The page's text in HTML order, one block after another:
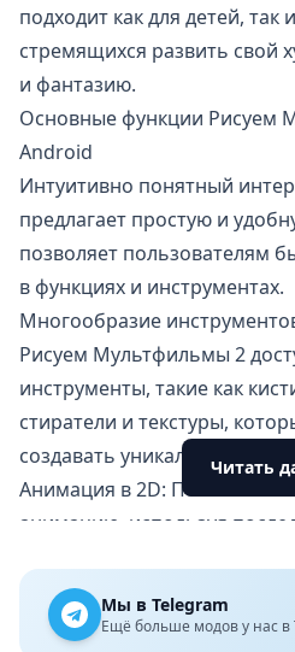
подходит как для детей, так
стремящихся развить свой
и фантазию.
Основные функции Рисуем
Android
Интуитивно понятный
предлагает простую и
позволяет пользователям
в функциях и инструментах.
Многообразие
Рисуем Мультфильмы 2
инструменты, такие как
стиратели и текстуры,
создавать уникальные
Анимация в 2D:
анимацию, используя
персонажей и добавлять
Добавление звуков:
Читать
Мы в Telegram
Ещё больше модов у нас в